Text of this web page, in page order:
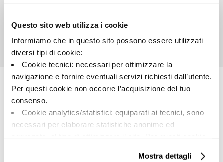
Questo sito web utilizza i cookie
Informiamo che in questo sito possono essere utilizzati
diversi tipi di cookie:
Cookie tecnici: necessari per ottimizzare la
navigazione e fornire eventuali servizi richiesti dall’utente.
Per questi cookie non occorre l’acquisizione del tuo
consenso.
Cookie analytics/statistici: equiparati ai tecnici, sono
necessari per elaborare statistiche anonime ed
Cookie di profilazione/marketing: sono utilizzati, solo
Mostra dettagli
Share: